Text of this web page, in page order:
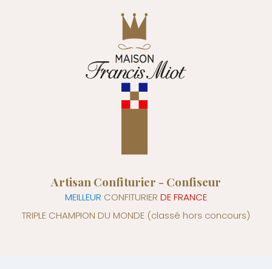
Artisan Confiturier - Confiseur
MEILLEUR CONFITURIER DE FRANCE
TRIPLE CHAMPION DU MONDE (classé hors concours)